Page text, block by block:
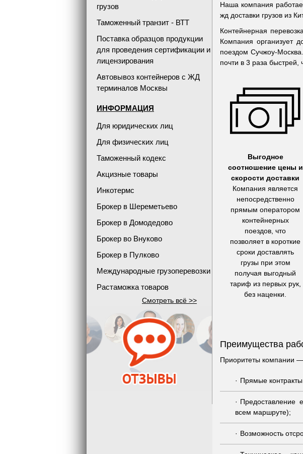
грузов
Таможенный транзит - ВТТ
Поставка образцов продукции
для проведения сертификации и
лицензирования
Автовывоз контейнеров с ЖД
терминалов Москвы
ИНФОРМАЦИЯ
Для юридических лиц
Для физических лиц
Таможенный кодекс
Акцизные товары
Инкотермс
Брокер в Шереметьево
Брокер в Домодедово
Брокер во Внуково
Брокер в Пулково
Международные грузоперевозки
Растаможка товаров
Смотреть всё >>
Наша компания
жд доставки грузов из
Контейнерная
Компания организует
поездом Сучжоу-
почти в 3 раза быстрей,
Выгодное
соотношение цены и
скорости доставки
Компания является
непосредственно
прямым оператором
контейнерных
поездов, что
позволяет в короткие
сроки доставлять
грузы при этом
получая выгодный
тариф из первых рук,
без наценки.
Преимущества
Приоритеты компании —
Прямые
Предоставление
всем маршруте);
Возможность